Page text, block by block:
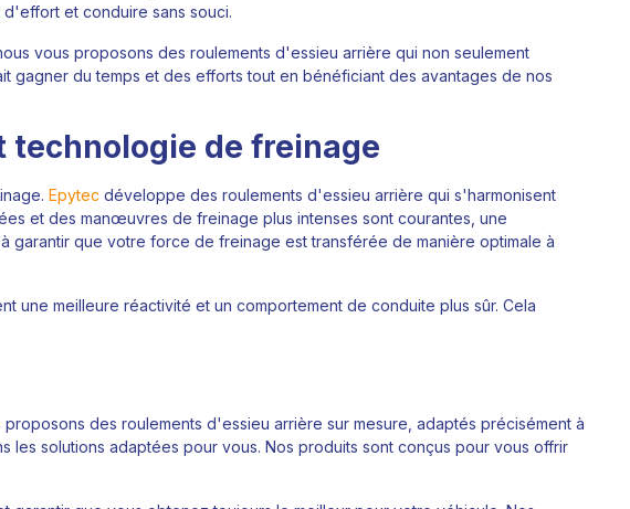
et conduire sans souci.
vous proposons des roulements d'essieu arrière qui non seulement
gagner du temps et des efforts tout en bénéficiant des avantages de nos
technologie de freinage
Epytec développe des roulements d'essieu arrière qui s'harmonisent
et des manœuvres de freinage plus intenses sont courantes, une
que votre force de freinage est transférée de manière optimale à
une meilleure réactivité et un comportement de conduite plus sûr. Cela
des roulements d'essieu arrière sur mesure, adaptés précisément à
solutions adaptées pour vous. Nos produits sont conçus pour vous offrir